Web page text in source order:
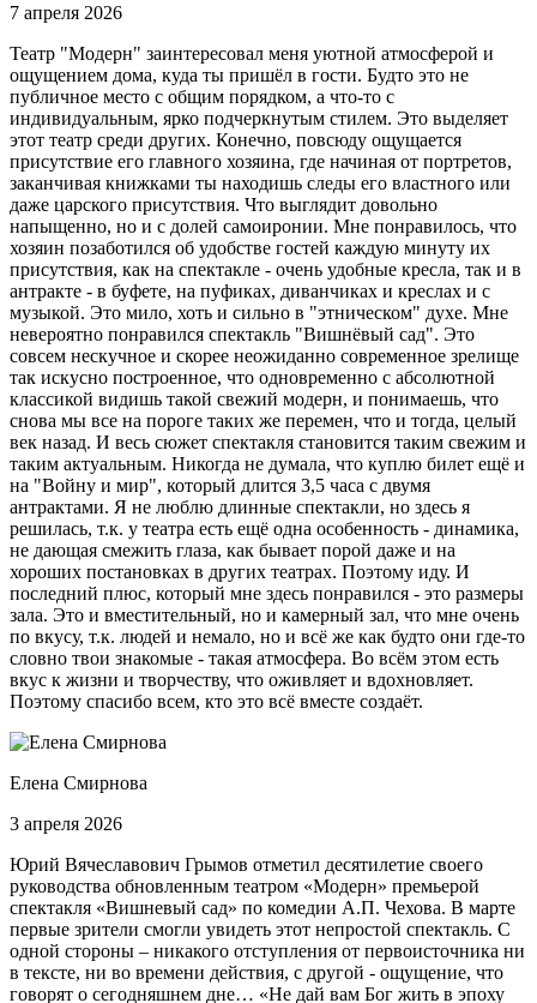
7 апреля 2026
Театр "Модерн" заинтересовал меня уютной атмосферой и
ощущением дома, куда ты пришёл в гости. Будто это не
публичное место с общим порядком, а что-то с
индивидуальным, ярко подчеркнутым стилем. Это выделяет
этот театр среди других. Конечно, повсюду ощущается
присутствие его главного хозяина, где начиная от портретов,
заканчивая книжками ты находишь следы его властного или
даже царского присутствия. Что выглядит довольно
напыщенно, но и с долей самоиронии. Мне понравилось, что
хозяин позаботился об удобстве гостей каждую минуту их
присутствия, как на спектакле - очень удобные кресла, так и в
антракте - в буфете, на пуфиках, диванчиках и креслах и с
музыкой. Это мило, хоть и сильно в "этническом" духе. Мне
невероятно понравился спектакль "Вишнёвый сад". Это
совсем нескучное и скорее неожиданно современное зрелище
так искусно построенное, что одновременно с абсолютной
классикой видишь такой свежий модерн, и понимаешь, что
снова мы все на пороге таких же перемен, что и тогда, целый
век назад. И весь сюжет спектакля становится таким свежим и
таким актуальным. Никогда не думала, что куплю билет ещё и
на "Войну и мир", который длится 3,5 часа с двумя
антрактами. Я не люблю длинные спектакли, но здесь я
решилась, т.к. у театра есть ещё одна особенность - динамика,
не дающая смежить глаза, как бывает порой даже и на
хороших постановках в других театрах. Поэтому иду. И
последний плюс, который мне здесь понравился - это размеры
зала. Это и вместительный, но и камерный зал, что мне очень
по вкусу, т.к. людей и немало, но и всё же как будто они где-то
словно твои знакомые - такая атмосфера. Во всём этом есть
вкус к жизни и творчеству, что оживляет и вдохновляет.
Поэтому спасибо всем, кто это всё вместе создаёт.
Елена Смирнова
3 апреля 2026
Юрий Вячеславович Грымов отметил десятилетие своего
руководства обновленным театром «Модерн» премьерой
спектакля «Вишневый сад» по комедии А.П. Чехова. В марте
первые зрители смогли увидеть этот непростой спектакль. С
одной стороны – никакого отступления от первоисточника ни
в тексте, ни во времени действия, с другой - ощущение, что
говорят о сегодняшнем дне… «Не дай вам Бог жить в эпоху